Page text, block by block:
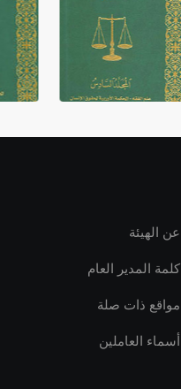
عن الهيئة
كلمة المدير العام
مواقع ذات صلة
أسماء العاملين